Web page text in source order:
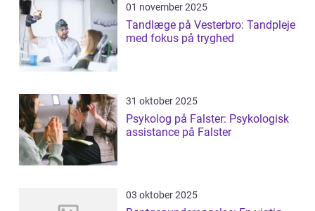
01 november 2025
Tandlæge på Vesterbro: Tandpleje
med fokus på tryghed
31 oktober 2025
Psykolog på Falster: Psykologisk
assistance på Falster
03 oktober 2025